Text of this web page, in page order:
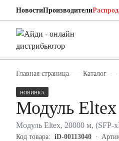
НовостиПроизводители
Главная страница Каталог
НОВИНКА
Модуль
Модуль Eltex, 20000 м, (SFP-
Код товара: iD-00113040